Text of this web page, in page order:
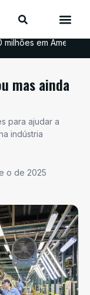
milhões em
mas ainda
para ajudar a
indústria
o de 2025